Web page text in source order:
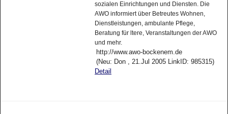
sozialen Einrichtungen und Diensten. Die
AWO informiert über Betreutes Wohnen,
Dienstleistungen, ambulante Pflege,
Beratung für ltere, Veranstaltungen der AWO
und mehr.
http://www.awo-bockenem.de
(Neu: Don , 21.Jul 2005 LinkID: 985315)
Detail